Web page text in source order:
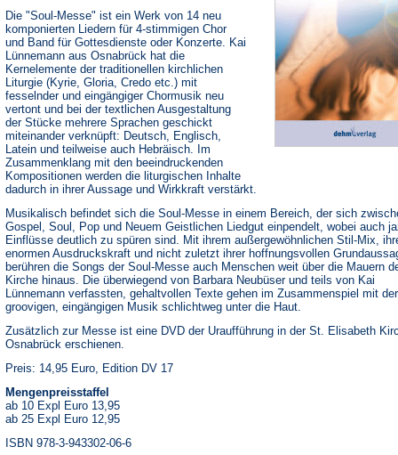
Die "Soul-Messe" ist ein Werk von 14 neu
komponierten Liedern für 4-stimmigen Chor
und Band für Gottesdienste oder Konzerte. Kai
Lünnemann aus Osnabrück hat die
Kernelemente der traditionellen kirchlichen
Liturgie (Kyrie, Gloria, Credo etc.) mit
fesselnder und eingängiger Chormusik neu
vertont und bei der textlichen Ausgestaltung
der Stücke mehrere Sprachen geschickt
miteinander verknüpft: Deutsch, Englisch,
Latein und teilweise auch Hebräisch. Im
Zusammenklang mit den beeindruckenden
Kompositionen werden die liturgischen Inhalte
dadurch in ihrer Aussage und Wirkkraft verstärkt.
Musikalisch befindet sich die Soul-Messe in einem Bereich, der sich
Gospel, Soul, Pop und Neuem Geistlichen Liedgut einpendelt, wobei auch
Einflüsse deutlich zu spüren sind. Mit ihrem außergewöhnlichen Stil-Mix,
enormen Ausdruckskraft und nicht zuletzt ihrer hoffnungsvollen
berühren die Songs der Soul-Messe auch Menschen weit über die Mauern
Kirche hinaus. Die überwiegend von Barbara Neubüser und teils von Kai
Lünnemann verfassten, gehaltvollen Texte gehen im Zusammenspiel mit der
groovigen, eingängigen Musik schlichtweg unter die Haut.
Zusätzlich zur Messe ist eine DVD der Uraufführung in der St. Elisabeth
Osnabrück erschienen.
Preis: 14,95 Euro, Edition DV 17
Mengenpreisstaffel
ab 10 Expl Euro 13,95
ab 25 Expl Euro 12,95
ISBN 978-3-943302-06-6